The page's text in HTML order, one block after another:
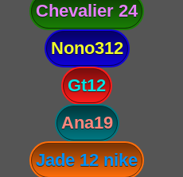
Chevalier 24
Nono312
Gt12
Ana19
Jade 12 nike